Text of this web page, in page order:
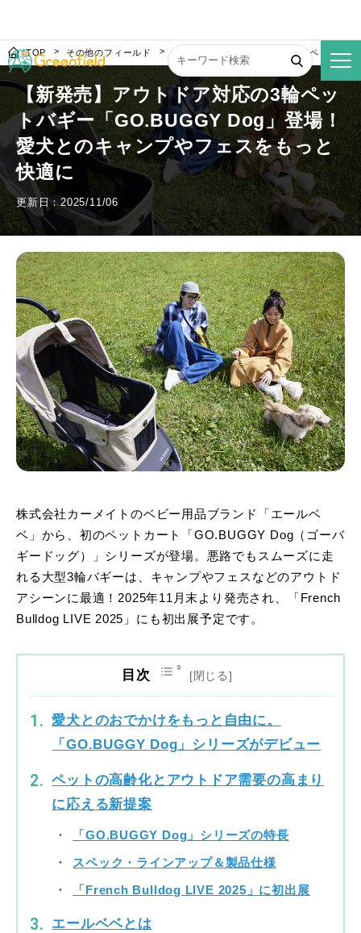
TOP その他のフィールド 【新発売】アウトドア対応の3輪ペットバ
【新発売】アウトドア対応の3輪ペッ
トバギー「GO.BUGGY Dog」登場！
愛犬とのキャンプやフェスをもっと
快適に
更新日：2025/11/06
株式会社カーメイトのベビー用品ブランド「エールベ
ベ」から、初のペットカート「GO.BUGGY Dog（ゴーバ
ギードッグ）」シリーズが登場。悪路でもスムーズに走
れる大型3輪バギーは、キャンプやフェスなどのアウトド
アシーンに最適！2025年11月末より発売され、「French
Bulldog LIVE 2025」にも初出展予定です。
目次
愛犬とのおでかけをもっと自由に。
「GO.BUGGY Dog」シリーズがデビュー
ペットの高齢化とアウトドア需要の高まり
に応える新提案
「GO.BUGGY Dog」シリーズの特長
スペック・ラインアップ＆製品仕様
「French Bulldog LIVE 2025」に初出展
エールベベとは